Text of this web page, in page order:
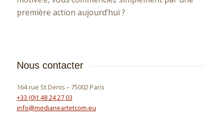
première action aujourd’hui ?
Nous contacter
164 rue St Denis – 75002 Paris
+33 (0)1 48 24 27 03
info@medianeartetcom.eu